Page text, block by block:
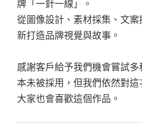
牌「一針一線」。
從圖像設計、素材採集、文
新打造品牌視覺與故事。
感謝客戶給予我們機會嘗試
本未被採用，但我們依然對
大家也會喜歡這個作品。